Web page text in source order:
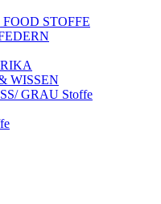
STOFFE
WISSEN
GRAU Stoffe